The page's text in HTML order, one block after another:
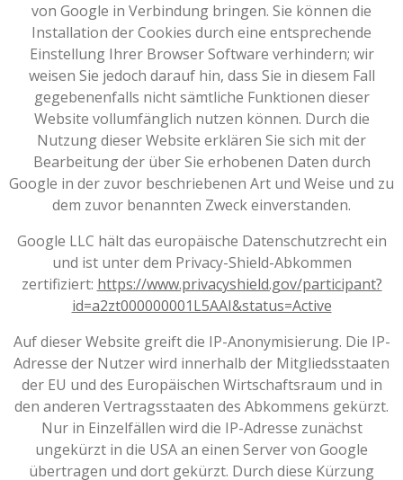
von Google in Verbindung bringen. Sie können die
Installation der Cookies durch eine entsprechende
Einstellung Ihrer Browser Software verhindern; wir
weisen Sie jedoch darauf hin, dass Sie in diesem Fall
gegebenenfalls nicht sämtliche Funktionen dieser
Website vollumfänglich nutzen können. Durch die
Nutzung dieser Website erklären Sie sich mit der
Bearbeitung der über Sie erhobenen Daten durch
Google in der zuvor beschriebenen Art und Weise und zu
dem zuvor benannten Zweck einverstanden.
Google LLC hält das europäische Datenschutzrecht ein
und ist unter dem Privacy-Shield-Abkommen
zertifiziert: https://www.privacyshield.gov/participant?
id=a2zt000000001L5AAI&status=Active
Auf dieser Website greift die IP-Anonymisierung. Die IP-
Adresse der Nutzer wird innerhalb der Mitgliedsstaaten
der EU und des Europäischen Wirtschaftsraum und in
den anderen Vertragsstaaten des Abkommens gekürzt.
Nur in Einzelfällen wird die IP-Adresse zunächst
ungekürzt in die USA an einen Server von Google
übertragen und dort gekürzt. Durch diese Kürzung